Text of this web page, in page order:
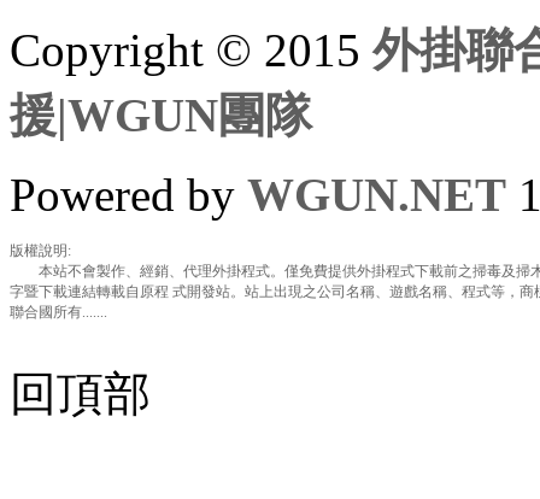
Copyright © 2015外掛聯
援|WGUN團隊
Powered by WGUN.NET
版權說明:
本站不會製作、經銷、代理外掛程式。僅免費提供外掛程式下載前之掃毒及掃
字暨下載連結轉載自原程 式開發站。站上出現之公司名稱、遊戲名稱、程式等，
聯合國所有.......
回頂部